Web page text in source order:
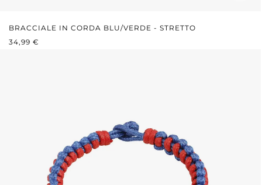
BRACCIALE IN CORDA BLU/VERDE - STRETTO
PREZZO NORMALE:
34,99 €